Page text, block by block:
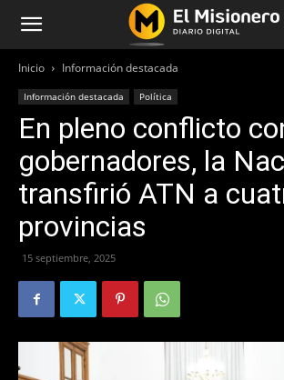
Inicio Información destacada
Información destacada Política
En pleno conflicto
gobernadores, la
transfirió ATN a
provincias
15 septiembre, 2025